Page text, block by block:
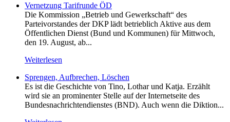
Vernetzung Tarifrunde ÖD
Die Kommission „Betrieb und Gewerkschaft“ des
Parteivorstandes der DKP lädt betrieblich Aktive aus dem
Öffentlichen Dienst (Bund und Kommunen) für Mittwoch,
den 19. August, ab...
Weiterlesen
Sprengen, Aufbrechen, Löschen
Es ist die Geschichte von Tino, Lothar und Katja. Erzählt
wird sie an prominenter Stelle auf der Internetseite des
Bundesnachrichtendienstes (BND). Auch wenn die Diktion...